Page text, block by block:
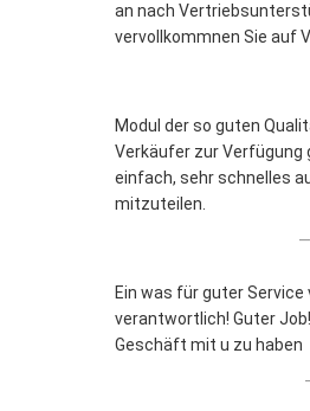
an nach
vervollkommnen Sie auf
Modul der so guten
Verkäufer zur Verfügung
einfach, sehr schnelles
mitzuteilen.
Ein was für guter
verantwortlich! Guter
Geschäft mit u zu haben